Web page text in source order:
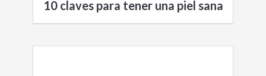
10 claves para tener una piel sana